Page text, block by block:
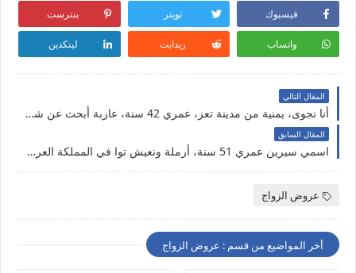
فيسبوك تويتر بنترست
واتساب ريدايت لينكدين
المقال التالي
أنا نجوى، يمنية من مدينة تعز، عمري 42 سنة، عازبة أبحث عن شريك الحياة زواج حلال
المقال السابق
اسمي سيرين عمري 51 سنة، أرملة ونعيش توا في المملكة العربية السعودية أبحث عن شريك الحياة قصد الزواج الحلال
عروض الزواج
أخر المواضيع من قسم : عروض الزواج